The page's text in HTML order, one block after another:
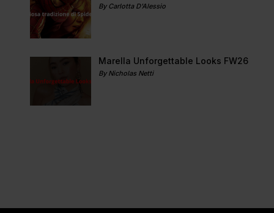
By Carlotta D'Alessio
Marella Unforgettable Looks FW26
By Nicholas Netti